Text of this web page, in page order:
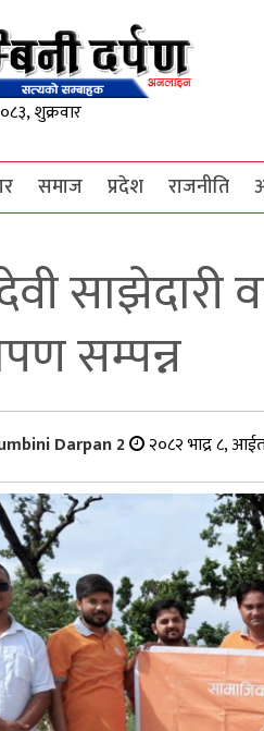
समाज प्रदेश राजनीति
साझेदारी
सम्पन्न
Darpan 2 २०८२ भाद्र ८,